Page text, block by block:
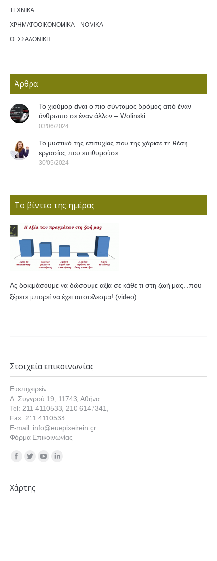
ΤΕΧΝΙΚΑ
ΧΡΗΜΑΤΟΟΙΚΟΝΟΜΙΚΑ – ΝΟΜΙΚΑ
ΘΕΣΣΑΛΟΝΙΚΗ
Άρθρα
Το χιούμορ είναι ο πιο σύντομος δρόμος από έναν
άνθρωπο σε έναν άλλον – Wolinski
03/06/2024
Το μυστικό της επιτυχίας που της χάρισε τη θέση
εργασίας που επιθυμούσε
30/05/2024
Το βίντεο της ημέρας
Ας δοκιμάσουμε να δώσουμε αξία σε κάθε τι στη ζωή μας...που
ξέρετε μπορεί να έχει αποτέλεσμα! (video)
Στοιχεία επικοινωνίας
Ευεπιχειρείν
Λ. Συγγρού 19, 11743, Αθήνα
Tel: 211 4110533, 210 6147341,
Fax: 211 4110533
E-mail: info@euepixeirein.gr
Φόρμα Επικοινωνίας
Find us on:
Χάρτης